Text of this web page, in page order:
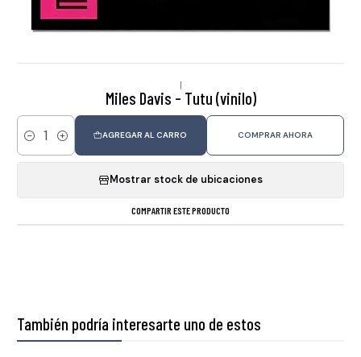
|
Miles Davis - Tutu (vinilo)
Cantidad
AGREGAR AL CARRO COMPRAR AHORA
Mostrar stock de ubicaciones
COMPARTIR ESTE PRODUCTO
También podría interesarte uno de estos